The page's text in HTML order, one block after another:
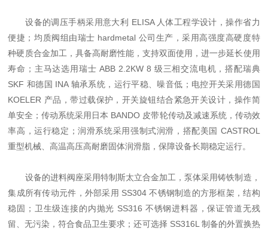
设备的调压手柄采用意大利 ELISA 人体工程学设计，操作省力
便捷；均质阀组由瑞士 hardmetal 公司生产，采用高强度高硬度特
种硬质合金加工，具备高耐磨性能，支持双面使用，进一步延长使用
寿命；主马达选用瑞士 ABB 2.2KW 8 级三相交流电机，搭配瑞典
SKF 和德国 INA 轴承系统，运行平稳、噪音低；电控开关采用德国
KOELER 产品，带过载保护，开关旋钮结合紧急开关设计，操作简
单安全；传动系统采用日本 BANDO 皮带轮传动及减速系统，传动效
率高，运行稳定；润滑系统采用强制式润滑，搭配美国 CASTROL
重型机械、高温高压高耐磨固体润滑脂，保障设备长期稳定运行。
设备的进料阀座采用特制斯太立合金加工，泵体采用铸铁制造，
集成所有传动元件，外部采用 SS304 不锈钢制造的方形框架，结构
稳固；卫生级连接的内抛光 SS316 不锈钢进料器，保证管道无残
留、无污染，符合食品卫生要求；还可选择 SS316L 制备的外置换热